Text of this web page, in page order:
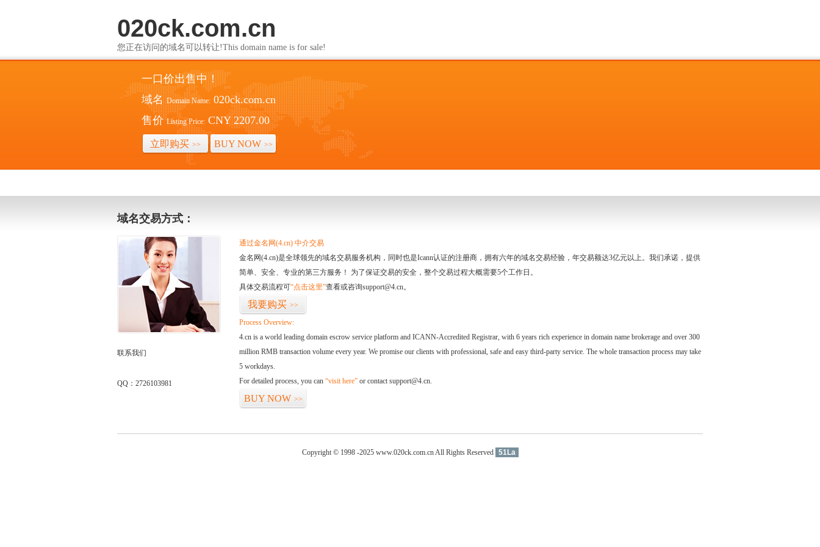
020ck.com.cn
您正在访问的域名可以转让!This domain name is for sale!
一口价出售中！
域名 Domain Name: 020ck.com.cn
售价 Listing Price: CNY 2207.00
立即购买 >> BUY NOW >>
域名交易方式：
联系我们
QQ：2726103981
通过金名网(4.cn) 中介交易
金名网(4.cn)是全球领先的域名交易服务机构，同时也是Icann认证的注册商，拥有六年的域名交易经验，年交易额达3亿元以上。我们承诺，提供
简单、安全、专业的第三方服务！ 为了保证交易的安全，整个交易过程大概需要5个工作日。
具体交易流程可“点击这里”查看或咨询support@4.cn。
我要购买 >>
Process Overview:
4.cn is a world leading domain escrow service platform and ICANN-Accredited Registrar, with 6 years rich experience in domain name brokerage and over 300
million RMB transaction volume every year. We promise our clients with professional, safe and easy third-party service. The whole transaction process may take
5 workdays.
For detailed process, you can “visit here” or contact support@4.cn.
BUY NOW >>
Copyright © 1998 -2025 www.020ck.com.cn All Rights Reserved 51La